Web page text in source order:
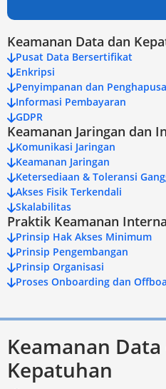
Keamanan Data dan
Pusat Data Bersertifikat
Enkripsi
Penyimpanan dan
Informasi Pembayaran
GDPR
Keamanan Jaringan dan
Komunikasi Jaringan
Keamanan Jaringan
Ketersediaan & Toleransi
Akses Fisik Terkendali
Skalabilitas
Praktik Keamanan
Prinsip Hak Akses Minimum
Prinsip Pengembangan
Prinsip Organisasi
Proses Onboarding dan
Keamanan Data
Kepatuhan